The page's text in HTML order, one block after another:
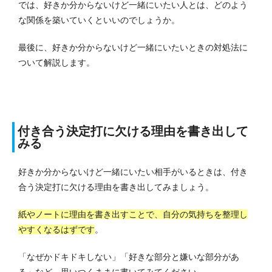
では、好きか分からないけど一緒にいたい人とは、どのよう
な関係を築いていくといいのでしょうか。
最後に、好きか分からないけど一緒にいたいときの対処法に
ついて解説します。
付き合う決定打に欠ける理由を書き出して
みる
好きか分からないけど一緒にいたい相手がいるときは、付き
合う決定打に欠ける理由を書き出してみましょう。
紙やノートに理由を書き出すことで、自分の気持ちを整理し
やすくなるはずです。
「なぜかドキドキしない」「好きな部分と嫌いな部分があ